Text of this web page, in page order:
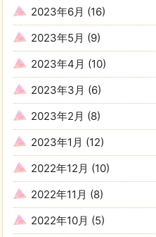
2023年6月 (16)
2023年5月 (9)
2023年4月 (10)
2023年3月 (6)
2023年2月 (8)
2023年1月 (12)
2022年12月 (10)
2022年11月 (8)
2022年10月 (5)